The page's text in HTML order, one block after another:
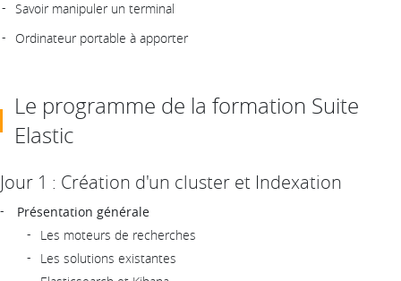
Savoir manipuler un terminal
Ordinateur portable à apporter
Le programme de la formation Suite
Elastic
Jour 1 : Création d'un cluster et Indexation
Présentation générale
Les moteurs de recherches
Les solutions existantes